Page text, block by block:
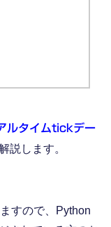
ルタイムtickデー
説します。
すので、Python